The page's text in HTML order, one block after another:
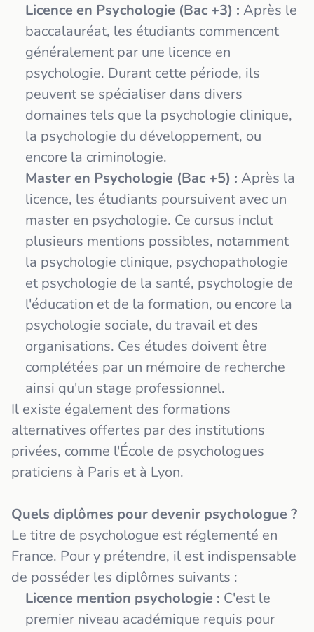
Licence en Psychologie (Bac +3) : Après le
baccalauréat, les étudiants commencent
généralement par une licence en
psychologie. Durant cette période, ils
peuvent se spécialiser dans divers
domaines tels que la psychologie clinique,
la psychologie du développement, ou
encore la criminologie.
Master en Psychologie (Bac +5) : Après la
licence, les étudiants poursuivent avec un
master en psychologie. Ce cursus inclut
plusieurs mentions possibles, notamment
la psychologie clinique, psychopathologie
et psychologie de la santé, psychologie de
l'éducation et de la formation, ou encore la
psychologie sociale, du travail et des
organisations. Ces études doivent être
complétées par un mémoire de recherche
ainsi qu'un stage professionnel.
Il existe également des formations
alternatives offertes par des institutions
privées, comme l'École de psychologues
praticiens à Paris et à Lyon.
Quels diplômes pour devenir psychologue ?
Le titre de psychologue est réglementé en
France. Pour y prétendre, il est indispensable
de posséder les diplômes suivants :
Licence mention psychologie : C'est le
premier niveau académique requis pour